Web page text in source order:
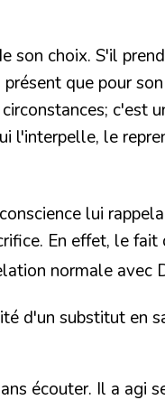
son choix. S'il
que pour
c'est
l'interpelle, le
lui
En effet, le fait
normale avec
d'un substitut en
écouter. Il a agi